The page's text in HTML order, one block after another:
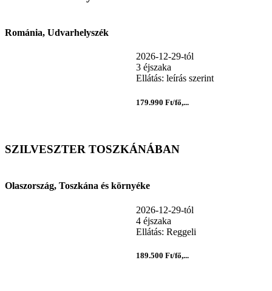
Románia, Udvarhelyszék
2026-12-29-tól
3 éjszaka
Ellátás: leírás szerint
179.990 Ft/fő,...
SZILVESZTER TOSZKÁNÁBAN
Olaszország, Toszkána és környéke
2026-12-29-tól
4 éjszaka
Ellátás: Reggeli
189.500 Ft/fő,...